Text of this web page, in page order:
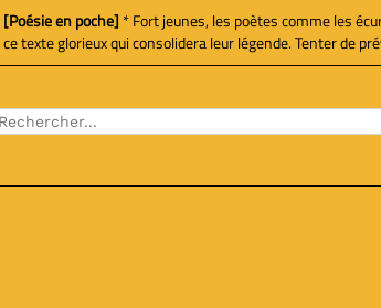
[Poésie en poche] * Fort jeunes, les poètes comme les
ce texte glorieux qui consolidera leur légende. Tenter de